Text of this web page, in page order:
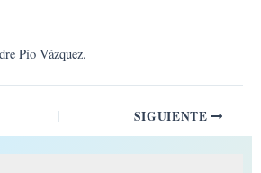
Pío Vázquez.
SIGUIENTE